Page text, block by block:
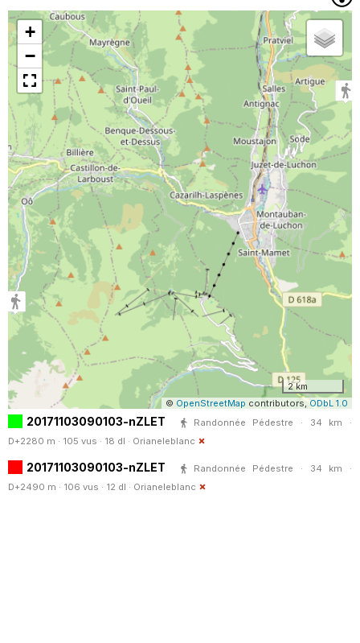
Trier par
Horodatage Photos
+
−
2 km
© OpenStreetMap contributors, ODbL 1.0
20171103090103-nZLET
Randonnée Pédestre · 34 km ·
D+2280 m · 105 vus · 18 dl · Orianeleblanc
20171103090103-nZLET
Randonnée Pédestre · 34 km ·
D+2490 m · 106 vus · 12 dl · Orianeleblanc